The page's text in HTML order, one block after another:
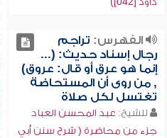
الفهرس: تراجم
رجال إسناد حديث: (...
إنما هو عرق أو قال: عروق)
, من روى أن المستحاضة
تغتسل لكل صلاة
للشيخ: عبد المحسن العباد
جزء من محاضرة ( شرح سنن أبي